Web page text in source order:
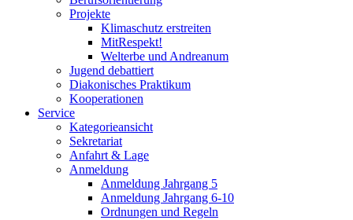
Projekte
Klimaschutz erstreiten
MitRespekt!
Welterbe und Andreanum
Jugend debattiert
Diakonisches Praktikum
Kooperationen
Service
Kategorieansicht
Sekretariat
Anfahrt & Lage
Anmeldung
Anmeldung Jahrgang 5
Anmeldung Jahrgang 6-10
Ordnungen und Regeln